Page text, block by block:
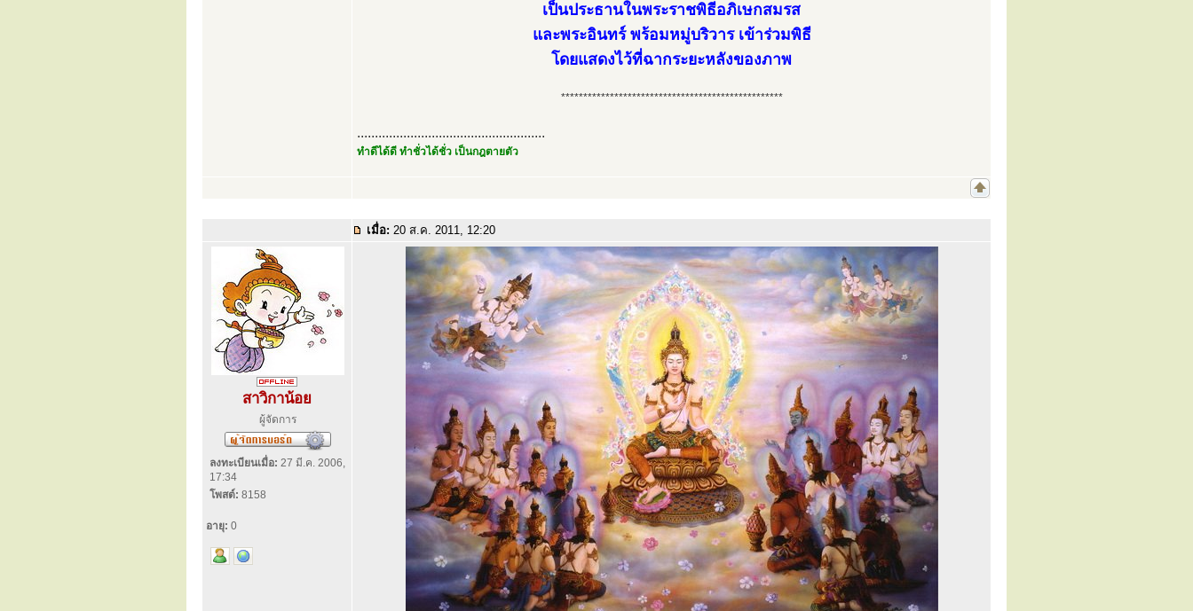
เป็นประธานในพระราชพิธีอภิเษกสมรส
และพระอินทร์ พร้อมหมู่บริวาร เข้าร่วมพิธี
โดยแสดงไว้ที่ฉากระยะหลังของภาพ
**************************************************
.....................................................
ทำดีได้ดี ทำชั่วได้ชั่ว เป็นกฎตายตัว
เมื่อ: 20 ส.ค. 2011, 12:20
สาวิกาน้อย
ผู้จัดการ
ลงทะเบียนเมื่อ: 27 มี.ค. 2006,
17:34
โพสต์: 8158
อายุ: 0